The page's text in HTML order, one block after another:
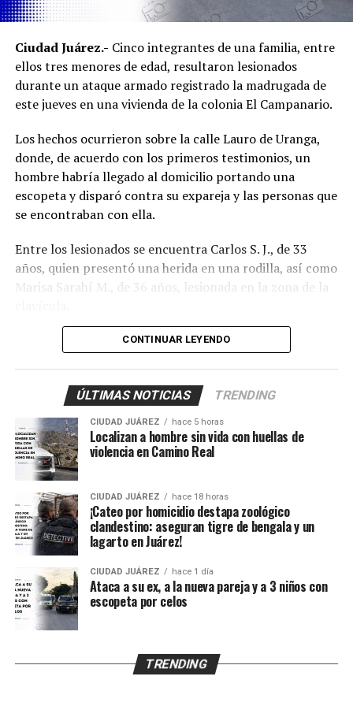
Público mientras continúan las investigaciones para
esclarecer el homicidio y determinar la posible
participación de más personas.
Ciudad Juárez.- Cinco integrantes de una familia, entre
ellos tres menores de edad, resultaron lesionados
durante un ataque armado registrado la madrugada de
este jueves en una vivienda de la colonia El Campanario.
Los hechos ocurrieron sobre la calle Lauro de Uranga,
donde, de acuerdo con los primeros testimonios, un
hombre habría llegado al domicilio portando una
escopeta y disparó contra su expareja y las personas que
se encontraban con ella.
Entre los lesionados se encuentra Carlos S. J., de 33
años, quien presentó una herida en una rodilla, así como
Marisa Sarahí M., de 36 años, lesionada en la zona de la
También fueron atendidos Damián, de 14 años; Ana, de
11, y Sarahí, de 9 años, quienes presentaron lesiones
El probable responsable fue identificado como Abraham
B., de 38 años, expareja de la mujer y presunto padre de
los menores, de acuerdo con información
proporcionada por un mando policiaco.
Agentes ministeriales acudieron al lugar para procesar
la escena, recabar evidencias e iniciar la búsqueda del
presunto agresor, quien hasta el momento no ha sido
detenido.
CONTINUAR LEYENDO
ÚLTIMAS NOTICIAS TRENDING
CIUDAD JUÁREZ hace 5 horas
Localizan a hombre sin vida con huellas de
violencia en Camino Real
CIUDAD JUÁREZ hace 18 horas
¡Cateo por homicidio destapa zoológico
clandestino: aseguran tigre de bengala y un
lagarto en Juárez!
CIUDAD JUÁREZ hace 1 día
Ataca a su ex, a la nueva pareja y a 3 niños con
escopeta por celos
TRENDING